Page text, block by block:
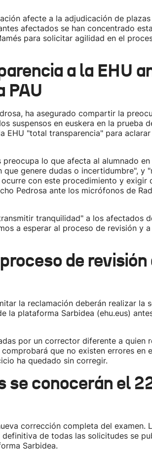
afecte a la adjudicación de plazas
afectados se han concentrado
para solicitar agilidad en el
a la EHU
PAU
ha asegurado compartir la
suspensos en euskera en la prueba
EHU "total transparencia" para
lo que afecta al alumnado en
genere dudas o incertidumbre", y
con este procedimiento y exigir
Pedrosa ante los micrófonos de
tranquilidad" a los afectados
a esperar al proceso de revisión y a
de revisión
la reclamación deberán realizar la
la plataforma Sarbidea (ehu.eus)
por un corrector diferente a quien
que no existen errores en
ha quedado sin corregir.
se conocerán el
corrección completa del examen.
de todas las solicitudes se
Sarbidea.